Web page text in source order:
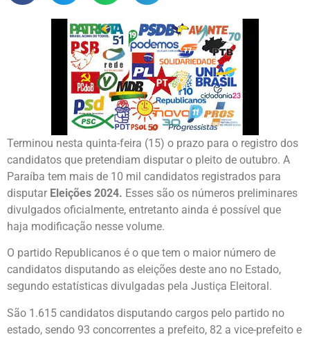
Terminou nesta quinta-feira (15) o prazo para o registro dos
candidatos que pretendiam disputar o pleito de outubro. A
Paraíba tem mais de 10 mil candidatos registrados para
disputar Eleições 2024. Esses são os números preliminares
divulgados oficialmente, entretanto ainda é possível que
haja modificação nesse volume.
O partido Republicanos é o que tem o maior número de
candidatos disputando as eleições deste ano no Estado,
segundo estatísticas divulgadas pela Justiça Eleitoral.
São 1.615 candidatos disputando cargos pelo partido no
estado, sendo 93 concorrentes a prefeito, 82 a vice-prefeito e